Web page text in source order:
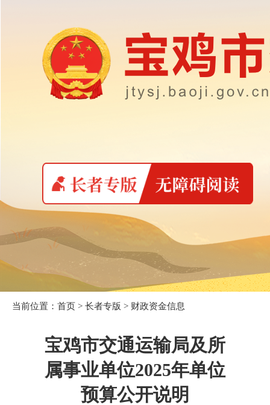
当前位置： 首页 > 长者专版 > 财政资金信息
宝鸡市交通运输局及所
属事业单位2025年单位
预算公开说明